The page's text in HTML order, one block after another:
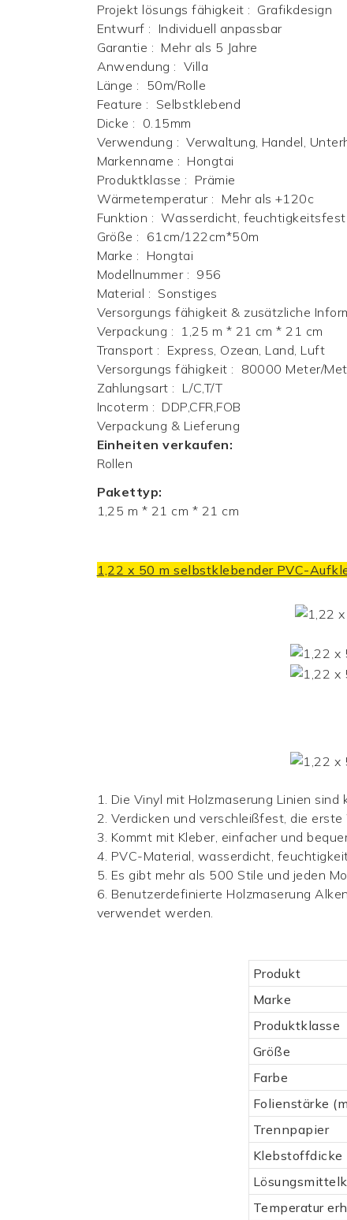
Projekt lösungs fähigkeit : Grafikdesign
Entwurf : Individuell anpassbar
Garantie : Mehr als 5 Jahre
Anwendung : Villa
Länge : 50m/Rolle
Feature : Selbstklebend
Dicke : 0.15mm
Verwendung : Verwaltung, Handel,
Markenname : Hongtai
Produktklasse : Prämie
Wärmetemperatur : Mehr als +120c
Funktion : Wasserdicht, feuchtigkeitsfest
Größe : 61cm/122cm*50m
Marke : Hongtai
Modellnummer : 956
Material : Sonstiges
Versorgungs fähigkeit & zusätzliche
Verpackung : 1,25 m * 21 cm * 21 cm
Transport : Express, Ozean, Land, Luft
Versorgungs fähigkeit : 80000 Meter/
Zahlungsart : L/C,T/T
Incoterm : DDP,CFR,FOB
Verpackung & Lieferung
Einheiten verkaufen:
Rollen
Pakettyp:
1,25 m * 21 cm * 21 cm
1,22 x 50 m selbstklebender PVC-
1. Die Vinyl mit Holzmaserung Linien sind
2. Verdicken und verschleißfest, die
3. Kommt mit Kleber, einfacher und
4. PVC-Material, wasserdicht,
5. Es gibt mehr als 500 Stile und jeden
6. Benutzerdefinierte Holzmaserung
verwendet werden.
Produkt
Marke
Produktklasse
Größe
Farbe
Folienstärke
Trennpapier
Klebstoffdicke
Temperatur